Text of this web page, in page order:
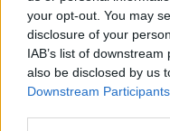
your opt-out. You may
disclosure of your
IAB’s list of
also be disclosed by us
Downstream Participants
259 ΣΧΌΛΙΑ